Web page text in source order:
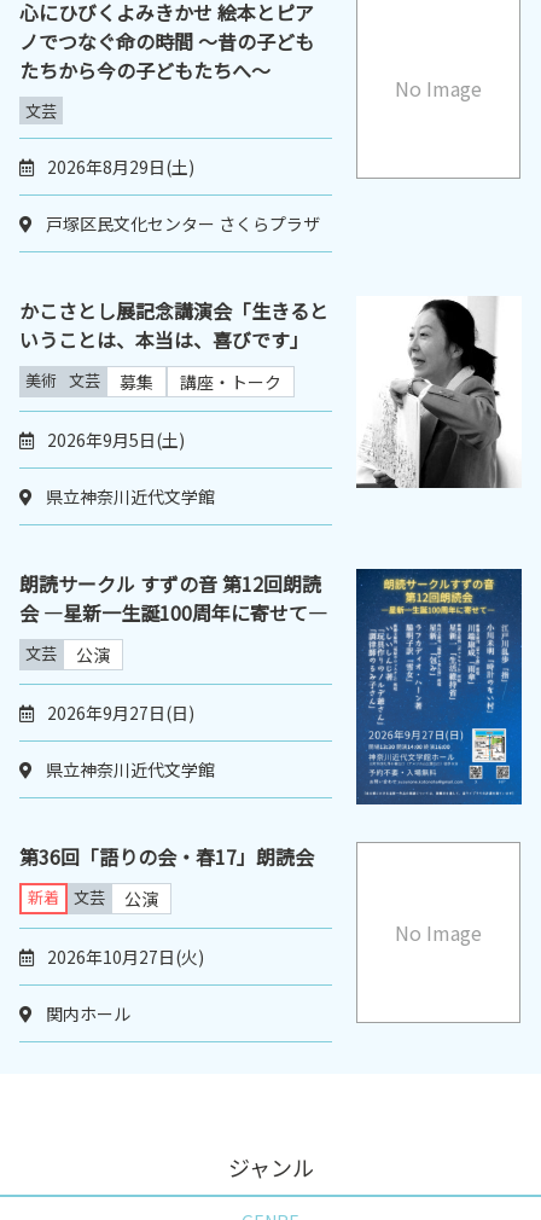
No Image
心にひびくよみきかせ 絵本とピア
ノでつなぐ命の時間 ～昔の子ども
たちから今の子どもたちへ～
文芸
2026年8月29日(土)
戸塚区民文化センター さくらプラザ
かこさとし展記念講演会「生きると
いうことは、本当は、喜びです」
美術 文芸 募集 講座・トーク
2026年9月5日(土)
県立神奈川近代文学館
朗読サークル すずの音 第12回朗読
会 ―星新一生誕100周年に寄せて―
文芸 公演
2026年9月27日(日)
県立神奈川近代文学館
No Image
第36回「語りの会・春17」朗読会
新着 文芸 公演
2026年10月27日(火)
関内ホール
ジャンル